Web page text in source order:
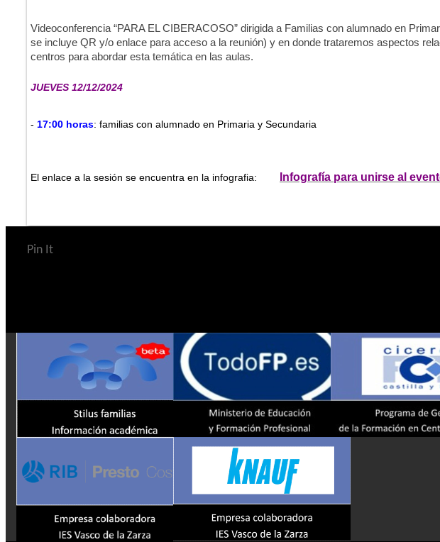
Videoconferencia “PARA EL CIBERACOSO” dirigida a Familias con alumnado en
se incluye QR y/o enlace para acceso a la reunión) y en donde trataremos aspectos
centros para abordar esta temática en las aulas.
JUEVES 12/12/2024
- 17:00 horas: familias con alumnado en Primaria y Secundaria
El enlace a la sesión se encuentra en la infografia: Infografía para unirse al
Pin It